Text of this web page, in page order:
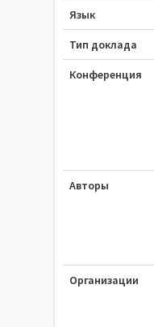
Язык
Тип доклада
Конференция
Авторы
Организации